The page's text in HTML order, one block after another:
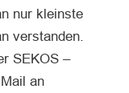
nur kleinste
verstanden.
SEKOS –
an